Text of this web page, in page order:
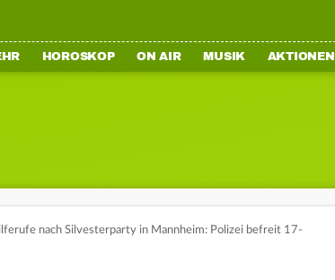
HOROSKOP ON AIR MUSIK AKTIONEN
nach Silvesterparty in Mannheim: Polizei befreit 17-